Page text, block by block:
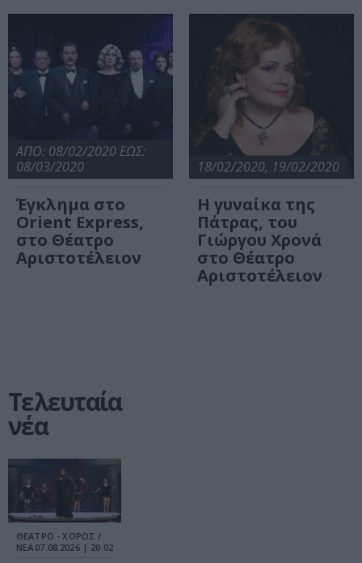
ΑΠΟ: 08/02/2020 ΕΩΣ:
08/03/2020
Έγκλημα στο
Orient Express,
στο Θέατρο
Αριστοτέλειον
18/02/2020, 19/02/2020
Η γυναίκα της
Πάτρας, του
Γιώργου Χρονά
στο Θέατρο
Αριστοτέλειον
Τελευταία
νέα
ΘΕΑΤΡΟ - ΧΟΡΟΣ /
ΝΕΑ 07.08.2026 | 20.02